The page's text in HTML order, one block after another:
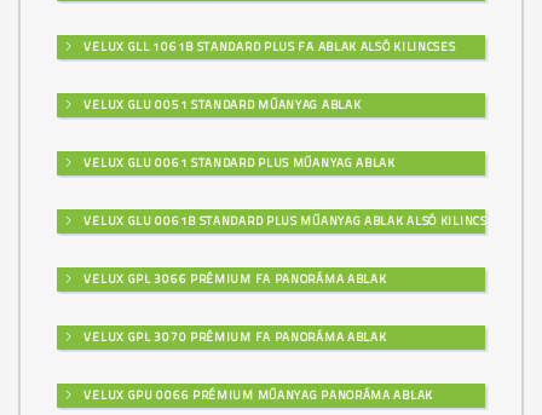
VELUX GLL 1061B STANDARD PLUS FA ABLAK ALSÓ KILINCSES
VELUX GLU 0051 STANDARD MŰANYAG ABLAK
VELUX GLU 0061 STANDARD PLUS MŰANYAG ABLAK
VELUX GLU 0061B STANDARD PLUS MŰANYAG ABLAK ALSÓ KILINCSES
VELUX GPL 3066 PRÉMIUM FA PANORÁMA ABLAK
VELUX GPL 3070 PRÉMIUM FA PANORÁMA ABLAK
VELUX GPU 0066 PRÉMIUM MŰANYAG PANORÁMA ABLAK